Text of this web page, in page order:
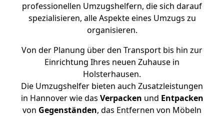
professionellen Umzugshelfern, die sich darauf
spezialisieren, alle Aspekte eines Umzugs zu
organisieren.
Von der Planung über den Transport bis hin zur
Einrichtung Ihres neuen Zuhause in
Holsterhausen.
Die Umzugshelfer bieten auch Zusatzleistungen
in Hannover wie das Verpacken und Entpacken
von Gegenständen, das Entfernen von Möbeln